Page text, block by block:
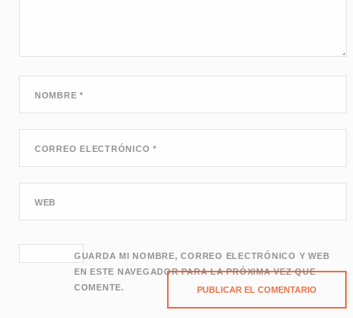
NOMBRE*
CORREO ELECTRÓNICO*
WEB
GUARDA MI NOMBRE, CORREO ELECTRÓNICO Y WEB
EN ESTE NAVEGADOR PARA LA PRÓXIMA VEZ QUE
COMENTE.